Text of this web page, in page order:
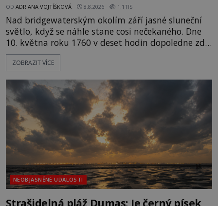
OD ADRIANA VOJTÍŠKOVÁ 8.8.2026 1.1TIS
Nad bridgewaterským okolím září jasné sluneční
světlo, když se náhle stane cosi nečekaného. Dne
10. května roku 1760 v deset hodin dopoledne zde
dojde k vůbec prvnímu historicky doloženému
přeletu UFO. Podle záznamů vyzařuje takové
jen o nějaký optický klam, nebo se zde skutečně
právě vznáší mimozemská loď
ZOBRAZIT VÍCE
NEOBJASNĚNÉ UDÁLOSTI
Strašidelná pláž Dumas: Je černý písek